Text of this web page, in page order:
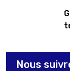
Nous